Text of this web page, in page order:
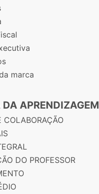
marca
DA APRENDIZAGEM
COLABORAÇÃO
DO PROFESSOR